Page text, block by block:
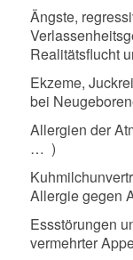
Ängste,
Realitätsflucht
Ekzeme,
bei
Allergien der
… )
Allergie gegen
Essstörungen
vermehrter